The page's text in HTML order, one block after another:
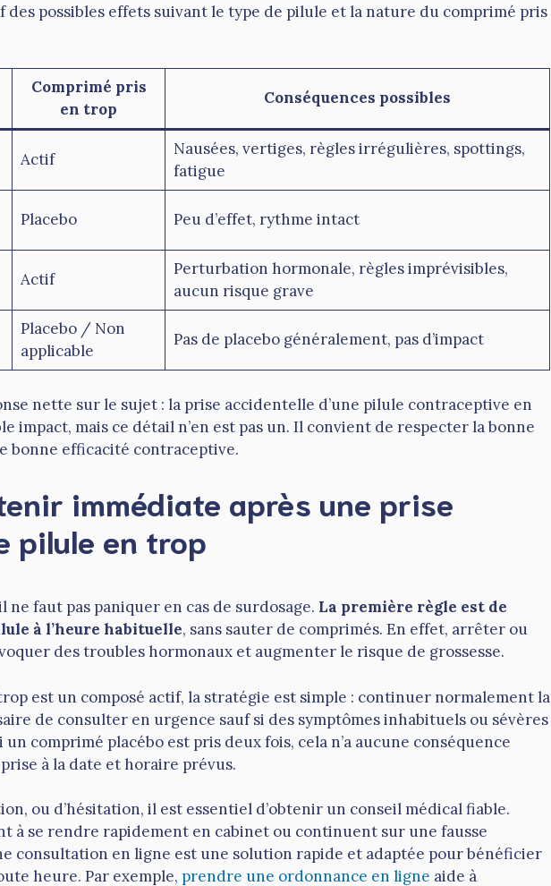
possibles effets suivant le type de pilule et la nature du comprimé pris
Comprimé pris
en trop
Conséquences possibles
Actif
Nausées, vertiges, règles irrégulières, spottings,
fatigue
Placebo Peu d’effet, rythme intact
Actif
Perturbation hormonale, règles imprévisibles,
aucun risque grave
Placebo / Non
applicable
Pas de placebo généralement, pas d’impact
nette sur le sujet : la prise accidentelle d’une pilule contraceptive en
impact, mais ce détail n’en est pas un. Il convient de respecter la bonne
bonne efficacité contraceptive.
immédiate après une prise
pilule en trop
faut pas paniquer en cas de surdosage. La première règle est de
à l’heure habituelle, sans sauter de comprimés. En effet, arrêter ou
des troubles hormonaux et augmenter le risque de grossesse.
est un composé actif, la stratégie est simple : continuer normalement la
de consulter en urgence sauf si des symptômes inhabituels ou sévères
comprimé placébo est pris deux fois, cela n’a aucune conséquence
à la date et horaire prévus.
ou d’hésitation, il est essentiel d’obtenir un conseil médical fiable.
à se rendre rapidement en cabinet ou continuent sur une fausse
consultation en ligne est une solution rapide et adaptée pour bénéficier
heure. Par exemple, prendre une ordonnance en ligne aide à